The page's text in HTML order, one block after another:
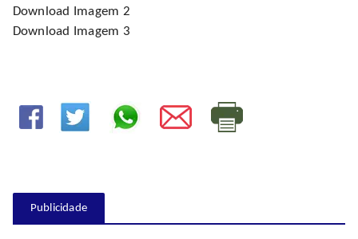
Download Imagem 2
Download Imagem 3
Publicidade